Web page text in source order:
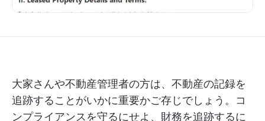
大家さんや不動産管理者の方は、不動産の記録を
追跡することがいかに重要かご存じでしょう。コ
ンプライアンスを守るにせよ、財務を追跡するに